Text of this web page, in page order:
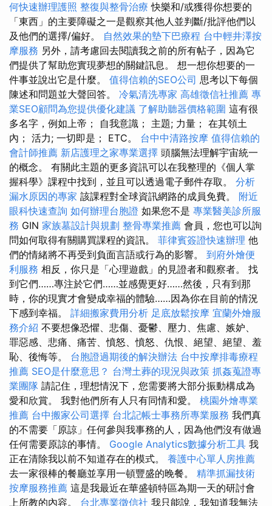
何快速辦理護照 整復與整骨治療 快樂和/或獲得你想要的
「東西」的主要障礙之一是觀察其他人並判斷/批評他們以
及他們的選擇/偏好。 自然效果的墊下巴療程 台中輕井澤按
摩服務 另外，請考慮回去閱讀我之前的所有帖子，因為它
們提供了幫助您實現夢想的關鍵訊息。 想一想你想要的一
件事並說出它是什麼。 值得信賴的SEO公司 思考以下每個
陳述和問題並大聲回答。 冷氣清洗專家 高雄徵信社推薦 專
業SEO顧問為您提供優化建議 了解助聽器價格範圍 這有很
多名字，例如上帝； 自我意識； 主題; 力量； 在其領土
內； 活力; 一切即是； ETC。 台中中清路按摩 值得信賴的
會計師推薦 新店護理之家專業選擇 頭腦無法理解宇宙統一
的概念。 有關此主題的更多資訊可以在我整理的《個人掌
握科學》課程中找到，並且可以透過電子郵件存取。 分析
漏水原因的專家 該課程對全球資訊網路的成員免費。 附近
眼科快速查詢 如何辦理台胞證 如果您不是 專業醫美診所服
務 GIN 家族墓設計與規劃 整骨專業推薦 會員，您也可以詢
問如何取得有關購買課程的資訊。 菲律賓簽證快速辦理 他
們的情緒將不再受到負面言語或行為的影響。 到府外燴便
利服務 相反，你只是「心理遊戲」的見證者和觀察者。 找
到它們……專注於它們……並感覺更好……然後，只有到那
時，你的現實才會變成幸福的體驗……因為你在目前的情況
下感到幸福。 詳細搬家費用分析 足底放鬆按摩 宜蘭外燴服
務介紹 不要想像恐懼、悲傷、憂鬱、壓力、焦慮、嫉妒、
罪惡感、悲痛、痛苦、憤怒、憤怒、仇恨、絕望、絕望、羞
恥、後悔等。 台胞證過期後的解決辦法 台中按摩排毒療程
推薦 SEO是什麼意思？ 台灣土葬的現況與政策 抓姦蒐證專
業團隊 請記住，理想情況下，您需要將大部分振動構成為
愛和欣賞。 我對他們所有人只有同情和愛。 桃園外燴專業
推薦 台中搬家公司選擇 台北記帳士事務所專業服務 我們真
的不需要「原諒」任何參與我事務的人，因為他們沒有做過
任何需要原諒的事情。 Google Analytics數據分析工具 我
正在清除我以前不知道存在的模式。 養護中心單人房推薦
去一家很棒的餐廳並享用一頓豐盛的晚餐。 精準抓漏技術
按摩服務推薦 這是我最近在華盛頓特區為期一天的研討會
上所教的內容。 台北專業徵信社 我只能說，我知道我無法